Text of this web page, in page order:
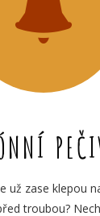
už zase klepou
troubou?